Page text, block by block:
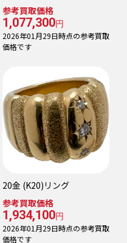
参考買取価格
1,077,300円
2026年01月29日時点の参考買取
価格です
20金 (K20)リング
参考買取価格
1,934,100円
2026年01月29日時点の参考買取
価格です